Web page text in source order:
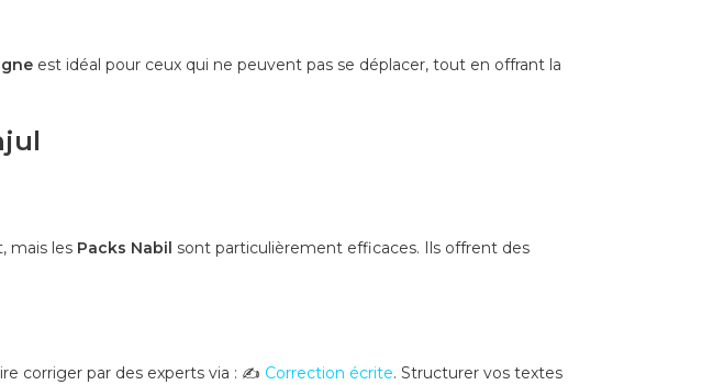
est idéal pour ceux qui ne peuvent pas se déplacer, tout en offrant la
mais les Packs Nabil sont particulièrement efficaces. Ils offrent des
corriger par des experts via : ✍️ Correction écrite. Structurer vos textes